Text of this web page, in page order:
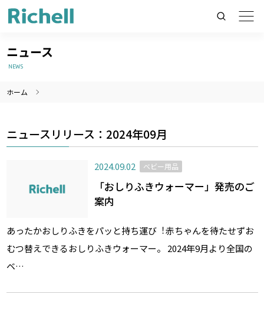
製品情報のみを検索
ニュース
NEWS
ホーム
ニュースリリース：2024年09月
2024.09.02 ベビー用品
「おしりふきウォーマー」発売のご
案内
あったかおしりふきをパッと持ち運び︕赤ちゃんを待たせずお
むつ替えできるおしりふきウォーマー。 2024年9月より全国の
ベ…